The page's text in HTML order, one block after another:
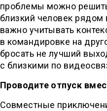
проблемы можно
близкий человек
важно учитывать
в командировке на
бросать не лучший
с близкими по
Проводите отпуск
Совместные